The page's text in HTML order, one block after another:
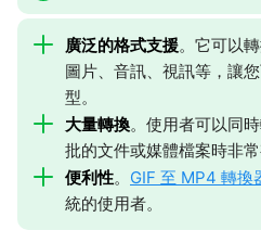
廣泛的格式支援。它可以
圖片、音訊、視訊等，讓
型。
大量轉換。使用者可以同
批的文件或媒體檔案時非常
便利性。 GIF 至 MP4 轉換
統的使用者。